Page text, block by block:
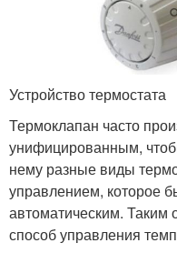
Устройство термостата
Термоклапан часто
унифицированным,
нему разные виды
управлением, которое
автоматическим. Таким
способ управления